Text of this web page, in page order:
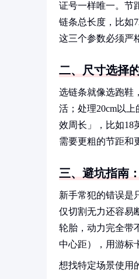
证号一样唯一。节
链条总长度，比如
这三个参数必须严
二、尺寸选择
选链条就像选跑鞋
活；处理20cm以
效周长」，比如18
需要更粗的节距和
三、避坑指南
新手常犯的错误是
仅切割无力还容易
轮胎，动力完全带
中心距），用游标
想找特定场景使用